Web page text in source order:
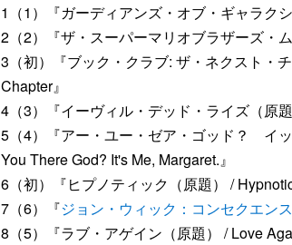
1（1）『ガーディアンズ・オブ・ギャラク
2（2）『ザ・スーパーマリオブラザーズ・ム
3（初）『ブック・クラブ: ザ・ネクスト・
Chapter』
4（3）『イーヴィル・デッド・ライズ（原
5（4）『アー・ユー・ゼア・ゴッド？ イ
You There God? It's Me, Margaret.』
6（初）『ヒプノティック（原題） / Hypnotic
7（6）『ジョン・ウィック：コンセクエンス
8（5）『ラブ・アゲイン（原題） / Love